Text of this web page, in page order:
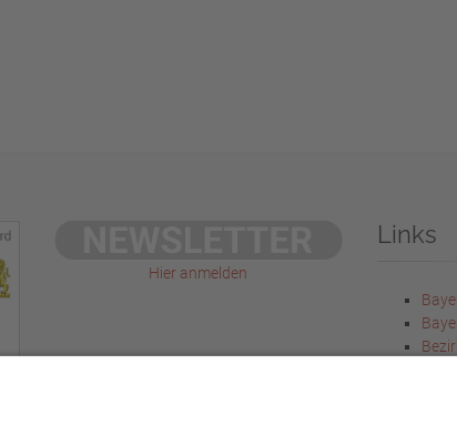
Hier anmelden
Links